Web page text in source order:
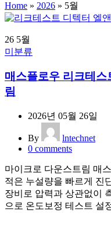
Home » 2026 » 5월
26 5월
미분류
매스플로우 리크테
림
2026년 05월 26일
By
lntechnet
0 comments
마이크로 다운스트림 매
적은 누설량을 빠르게 진
장비로 압력과 상관없이
으로 온도보정 테스트 설